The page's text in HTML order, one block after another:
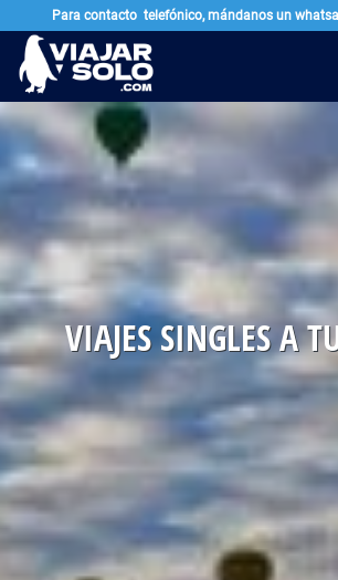
Ir al contenido principal
VIAJES SINGLES A
Para contacto telefónico, mándanos un